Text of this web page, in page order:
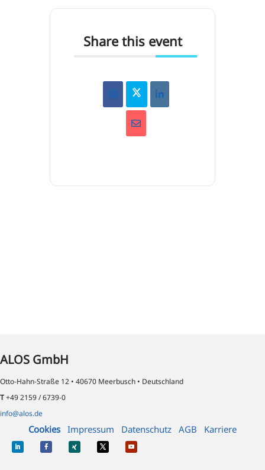
Share this event
ALOS GmbH
Otto-Hahn-Straße 12 • 40670 Meerbusch • Deutschland
T+49 2159 / 6739-0
info@alos.de
Cookies Impressum Datenschutz AGB Karriere